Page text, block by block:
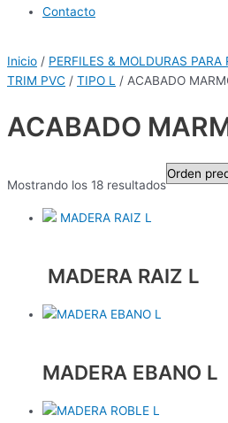
Contacto
Inicio / PERFILES & MOLDURAS PARA
TRIM PVC / TIPO L / ACABADO
ACABADO
Mostrando los 18 resultados
MADERA RAIZ L
MADERA EBANO L